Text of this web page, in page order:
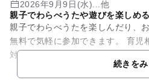
2026年9月9日(水)...他
親子でわらべうたや遊びを楽しめ
親子でわらべうたを楽しんだり、
無料で気軽に参加できます。 育児
対象は0、1、2歳児の親子・妊産婦
続きを